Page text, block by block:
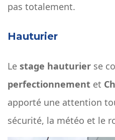
pas totalement.
Hauturier
Le stage hauturier se
perfectionnement et
apporté une attention
sécurité, la météo et le